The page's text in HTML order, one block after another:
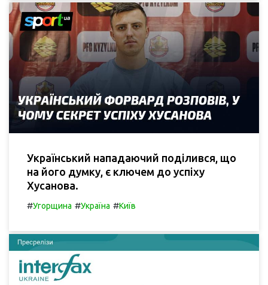
Український нападаючий поділився, що
на його думку, є ключем до успіху
Хусанова.
#Угорщина #Україна #Київ